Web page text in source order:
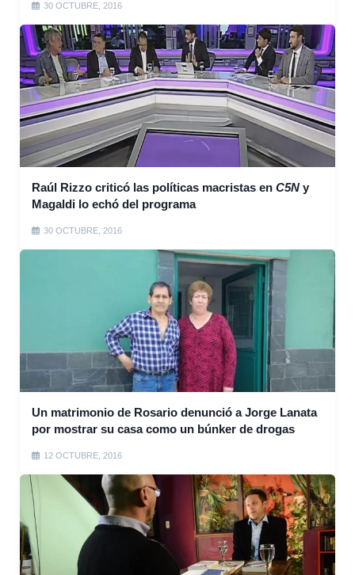
30 OCTUBRE, 2016
Raúl Rizzo criticó las políticas macristas en C5N y
Magaldi lo echó del programa
30 OCTUBRE, 2016
Un matrimonio de Rosario denunció a Jorge Lanata
por mostrar su casa como un búnker de drogas
12 OCTUBRE, 2016